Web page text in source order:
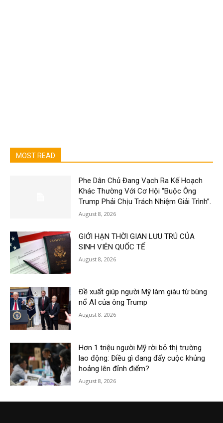
MOST READ
Phe Dân Chủ Đang Vạch Ra Kế Hoạch
Khác Thường Với Cơ Hội “Buộc Ông
Trump Phải Chịu Trách Nhiệm Giải Trình”.
August 8, 2026
GIỚI HẠN THỜI GIAN LƯU TRÚ CỦA
SINH VIÊN QUỐC TẾ
August 8, 2026
Đề xuất giúp người Mỹ làm giàu từ bùng
nổ AI của ông Trump
August 8, 2026
Hơn 1 triệu người Mỹ rời bỏ thị trường
lao động: Điều gì đang đẩy cuộc khủng
hoảng lên đỉnh điểm?
August 8, 2026